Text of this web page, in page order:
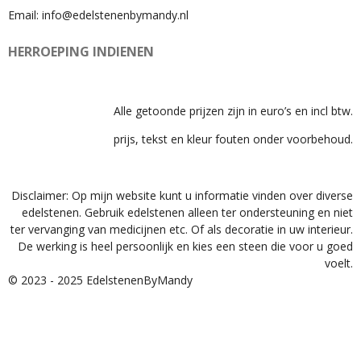
Email: info@edelstenenbymandy.nl
HERROEPING INDIENEN
Alle getoonde prijzen zijn in euro’s en incl btw.
prijs, tekst en kleur fouten onder voorbehoud.
Disclaimer: Op mijn website kunt u informatie vinden over diverse
edelstenen. Gebruik edelstenen alleen ter ondersteuning en niet
ter vervanging van medicijnen etc. Of als decoratie in uw interieur.
De werking is heel persoonlijk en kies een steen die voor u goed
voelt.
© 2023 - 2025 EdelstenenByMandy